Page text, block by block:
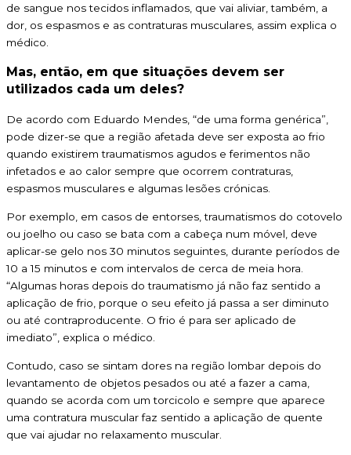
de sangue nos tecidos inflamados, que vai aliviar, também, a
dor, os espasmos e as contraturas musculares, assim explica o
médico.
Mas, então, em que situações devem ser
utilizados cada um deles?
De acordo com Eduardo Mendes, “de uma forma genérica”,
pode dizer-se que a região afetada deve ser exposta ao frio
quando existirem traumatismos agudos e ferimentos não
infetados e ao calor sempre que ocorrem contraturas,
espasmos musculares e algumas lesões crónicas.
Por exemplo, em casos de entorses, traumatismos do cotovelo
ou joelho ou caso se bata com a cabeça num móvel, deve
aplicar-se gelo nos 30 minutos seguintes, durante períodos de
10 a 15 minutos e com intervalos de cerca de meia hora.
“Algumas horas depois do traumatismo já não faz sentido a
aplicação de frio, porque o seu efeito já passa a ser diminuto
ou até contraproducente. O frio é para ser aplicado de
imediato”, explica o médico.
Contudo, caso se sintam dores na região lombar depois do
levantamento de objetos pesados ou até a fazer a cama,
quando se acorda com um torcicolo e sempre que aparece
uma contratura muscular faz sentido a aplicação de quente
que vai ajudar no relaxamento muscular.